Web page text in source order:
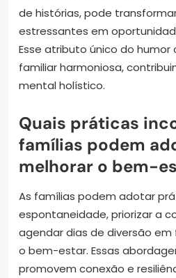
de histórias, pode
estressantes em
Esse atributo único do
familiar harmoniosa,
mental holístico.
Quais práticas
famílias podem
melhorar o bem-
As famílias podem adotar
espontaneidade, priorizar a
agendar dias de diversão
o bem-estar. Essas
promovem conexão e